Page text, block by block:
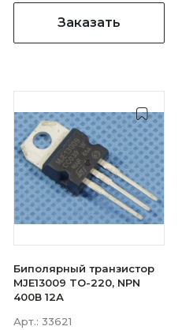
Заказать
Биполярный транзистор
MJE13009 TO-220, NPN
400В 12А
Арт.: 33621